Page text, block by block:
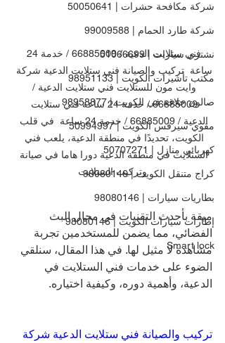
شركة مكافحة حشرات | 50050641
شركة طارد الحمام | 99009588
نشتري سيارات | 51066699
مكتب تأشيرات الكويت | 98951133
صالون حلاقة في الكويت | 98958877
مقوي سيرفس الكويت | 50994997
كهربائي منازل | 50707271
كراج متنقل الكويت | 98080146
بطاريات سيارات | 98080146
إطارات سيارات الكويت | 98080146
Smart lock
ساعة  تركيب والصيانة فني ستلايت الدعية شركة
وايت مون للستلايت فني ستلايت الدعية /
66885009 / خدمة 24 ساعة فني ستلايت
الدعية / 66885009 / خدمة 24 ساعة  في قلب
الكويت، تحديدًا في منطقة الدعية، يلعب فني
الستلايت في منطقة الدعية دورا هاما في صيانة
وتركيب الستلايت
ميقة بأحدث التقنيات في مجال البث
الفضائي، مما يضمن للمستخدمين تجربة
مشاهدة لا مثيل لها. في هذا المقال، سنلقي
الضوء على خدمات فني الستلايت في
الدعية، وأهمية دوره، وكيفية اختياره.
تركيب والصيانة فني ستلايت الدعية شركة